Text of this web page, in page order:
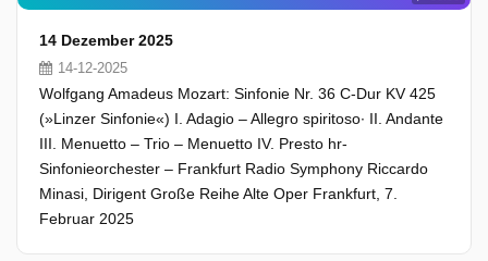
14 Dezember 2025
14-12-2025
Wolfgang Amadeus Mozart: Sinfonie Nr. 36 C-Dur KV 425
(»Linzer Sinfonie«) I. Adagio – Allegro spiritoso∙ II. Andante
III. Menuetto – Trio – Menuetto IV. Presto hr-
Sinfonieorchester – Frankfurt Radio Symphony Riccardo
Minasi, Dirigent Große Reihe Alte Oper Frankfurt, 7.
Februar 2025